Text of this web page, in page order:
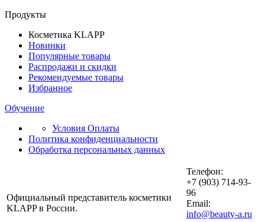
Продукты
Косметика KLAPP
Новинки
Популярные товары
Распродажи и скидки
Рекомендуемые товары
Избранное
Обучение
Условия Оплаты
Политика конфиденциальности
Обработка персональных данных
Официальный представитель косметики
KLAPP в России.
Телефон:
+7 (903) 714-93-
96
Email:
info@beauty-a.ru